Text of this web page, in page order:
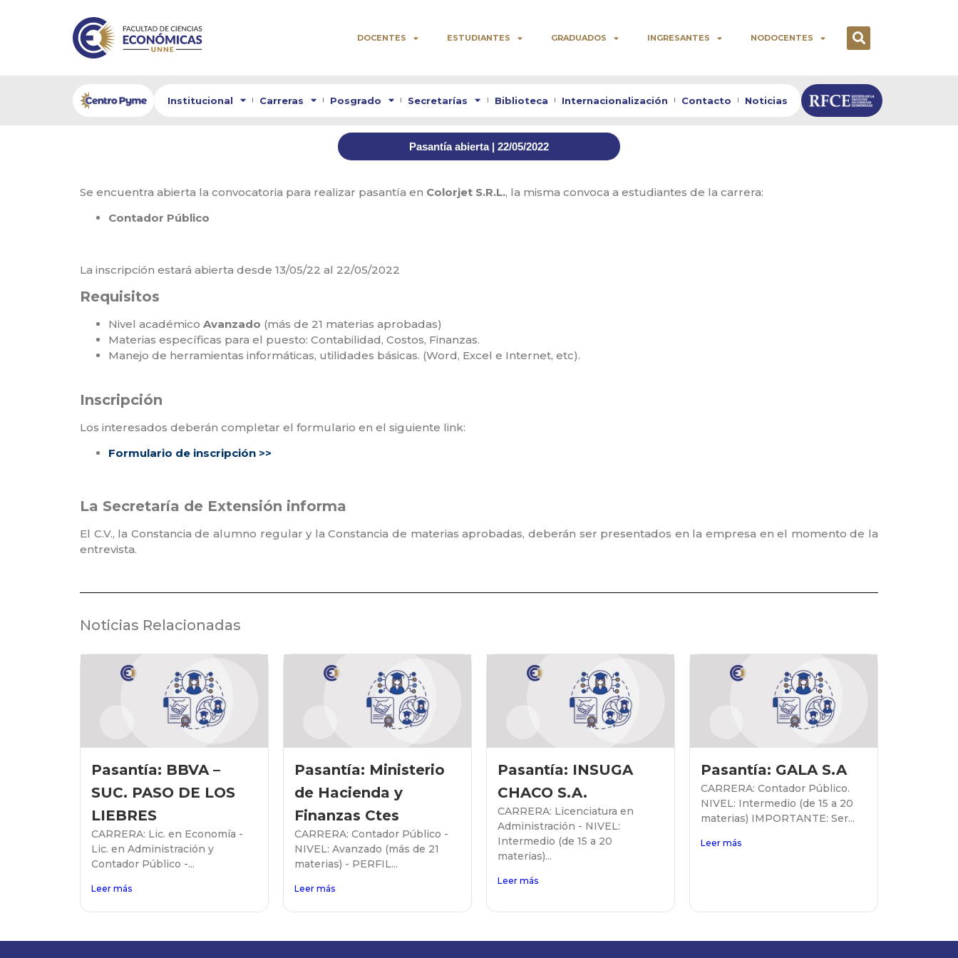
DOCENTES ESTUDIANTES GRADUADOS INGRESANTES NODOCENTES
Institucional Carreras Posgrado Secretarías Biblioteca Internacionalización Contacto Noticias
Pasantía abierta | 22/05/2022
Se encuentra abierta la convocatoria para realizar pasantía en Colorjet S.R.L., la misma convoca a estudiantes de la carrera:
Contador Público
La inscripción estará abierta desde 13/05/22 al 22/05/2022
Requisitos
Nivel académico Avanzado (más de 21 materias aprobadas)
Materias específicas para el puesto: Contabilidad, Costos, Finanzas.
Manejo de herramientas informáticas, utilidades básicas. (Word, Excel e Internet, etc).
⁣Inscripción
Los interesados deberán completar el formulario en el siguiente link:⁣
Formulario de inscripción >>
La Secretaría de Extensión informa
El C.V., la Constancia de alumno regular y la Constancia de materias aprobadas, deberán ser presentados en la empresa en el momento de la
entrevista.
Noticias Relacionadas
Pasantía: BBVA –
SUC. PASO DE LOS
LIEBRES
CARRERA: Lic. en Economía -
Lic. en Administración y
Contador Público -...
Leer más
Pasantía: Ministerio
de Hacienda y
Finanzas Ctes
CARRERA: Contador Público -
NIVEL: Avanzado (más de 21
materias) - PERFIL...
Leer más
Pasantía: INSUGA
CHACO S.A.
CARRERA: Licenciatura en
Administración - NIVEL:
Intermedio (de 15 a 20
materias)...
Leer más
Pasantía: GALA S.A
CARRERA: Contador Público.
NIVEL: Intermedio (de 15 a 20
materias) IMPORTANTE: Ser...
Leer más